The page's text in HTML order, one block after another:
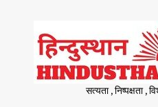
content
सत्यता , निष्पक्षता ,